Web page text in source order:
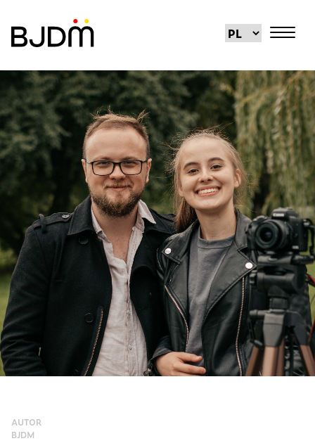
AUTOR
BJDM